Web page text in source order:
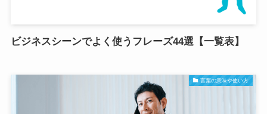
ビジネスシーンでよく使うフレーズ44選【一覧表】
言葉の意味や使い方